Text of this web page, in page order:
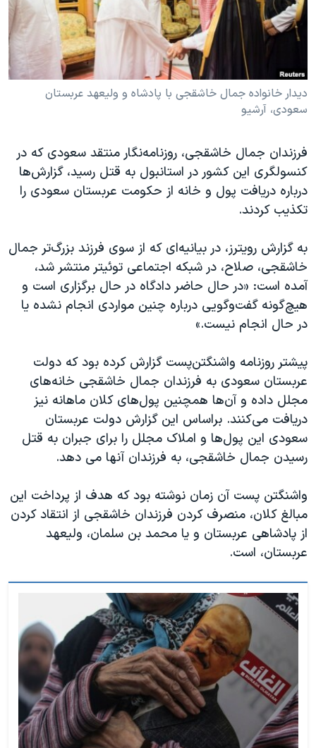
فرهنگ و زندگی
حقوق شهروندی
علم و فناوری
اسرائیل در جنگ
آرشیو پخش زنده
مستندها
انتخابات ریاست جمهوری آمریکا ۲۰۲۴
حمله جمهوری اسلامی به اسرائیل
رمز مهسا
ورزش زنان در ایران
مجموعه مستندهای دادخواهی
تریبونال مردمی آبان ۹۸
دادگاه حمید نوری
چهل سال گروگان‌گیری
قانون شفافیت دارائی کادر رهبری ایران
اعتراضات مردمی آبان ۹۸
اسرائیل در جنگ
همایش محافظه‌کاران آمریکا «سی‌پک»
صفحه‌های ویژه
سفر پرزیدنت ترامپ به چین
دنبال کنید
زبانهای مختلف
دیدار خانواده جمال خاشقجی با پادشاه و ولیعهد عربستان
سعودی، آرشیو
فرزندان جمال خاشقجی، روزنامه‌نگار منتقد سعودی که در
کنسولگری این کشور در استانبول به قتل رسید، گزارش‌ها
درباره دریافت پول و خانه از حکومت عربستان سعودی را
تکذیب کردند.
به گزارش رویترز، در بیانیه‌ای که از سوی فرزند بزرگ‌تر جمال
خاشقجی، صلاح، در شبکه اجتماعی توئیتر منتشر شد،
آمده است: «در حال حاضر دادگاه در حال برگزاری است و
هیچ‌گونه گفت‌وگویی درباره چنین مواردی انجام نشده یا
در حال انجام نیست.»
پیشتر روزنامه واشنگتن‌پست گزارش کرده بود که دولت
عربستان سعودی به فرزندان جمال خاشقجی خانه‌های
مجلل داده و آن‌ها همچنین پول‌های کلان ماهانه نیز
دریافت می‌کنند. براساس این گزارش دولت عربستان
سعودی این پول‌ها و املاک مجلل را برای جبران به قتل
رسیدن جمال خاشقجی، به فرزندان آنها می دهد.
واشنگتن پست آن زمان نوشته بود که هدف از پرداخت این
مبالغ کلان، منصرف کردن فرزندان خاشقجی از انتقاد کردن
از پادشاهی عربستان و یا محمد بن سلمان، ولیعهد
عربستان، است.